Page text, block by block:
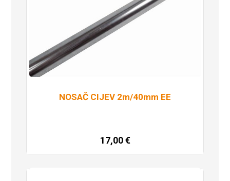
NOSAČ CIJEV 2m/40mm EE
17,00€
Dodaj u košaricu